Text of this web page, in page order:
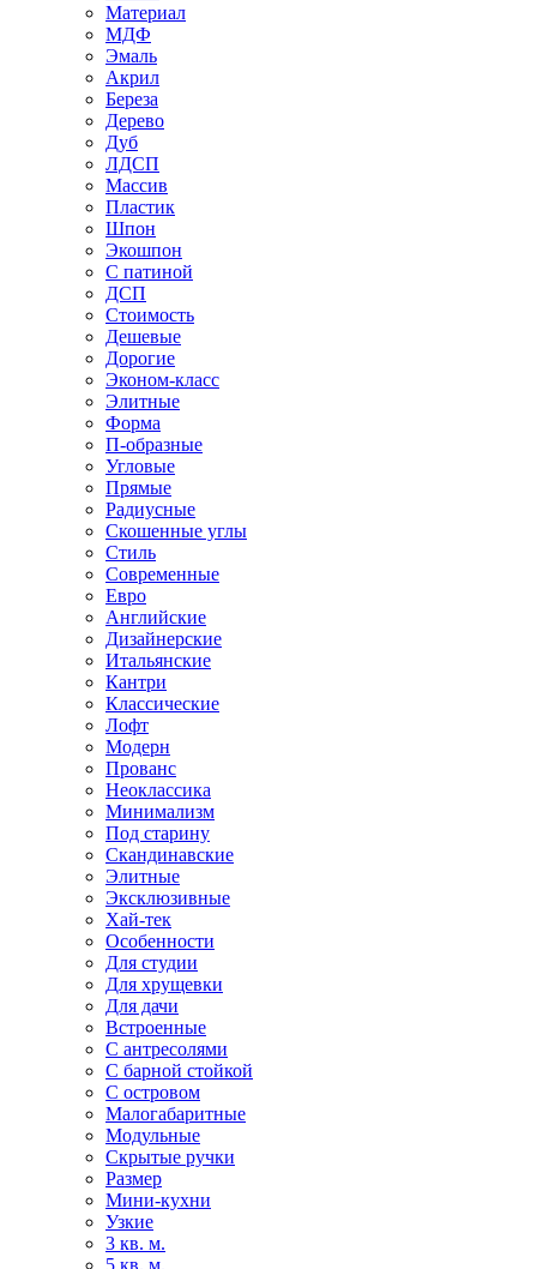
Материал
МДФ
Эмаль
Акрил
Береза
Дерево
Дуб
ЛДСП
Массив
Пластик
Шпон
Экошпон
С патиной
ДСП
Стоимость
Дешевые
Дорогие
Эконом-класс
Элитные
Форма
П-образные
Угловые
Прямые
Радиусные
Скошенные углы
Стиль
Современные
Евро
Английские
Дизайнерские
Итальянские
Кантри
Классические
Лофт
Модерн
Прованс
Неоклассика
Минимализм
Под старину
Скандинавские
Элитные
Эксклюзивные
Хай-тек
Особенности
Для студии
Для хрущевки
Для дачи
Встроенные
С антресолями
С барной стойкой
С островом
Малогабаритные
Модульные
Скрытые ручки
Размер
Мини-кухни
Узкие
3 кв. м.
5 кв. м.